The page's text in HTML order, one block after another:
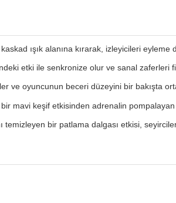
ışık alanına kırarak, izleyicileri
etki ile senkronize olur ve sanal zaferleri
ve oyuncunun beceri düzeyini bir bakışta
mavi keşif etkisinden adrenalin pompalayan
temizleyen bir patlama dalgası etkisi,